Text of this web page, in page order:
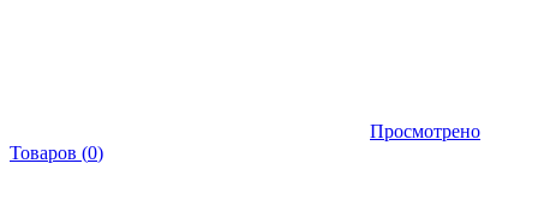
Просмотрено
Товаров (0)